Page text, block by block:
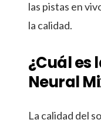
las pistas en
la calidad.
¿Cuál es
Neural
La calidad del